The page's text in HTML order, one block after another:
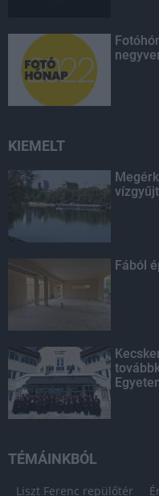
KIEMELT
Fából
TÉMÁINKBÓL
Liszt Ferenc repülőtér